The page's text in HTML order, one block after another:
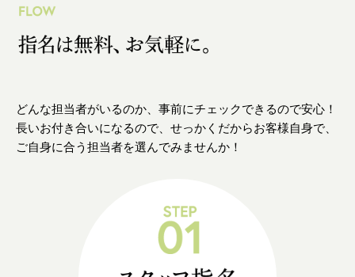
どんな担当者がいるのか、事前にチェックできるので安心！
長いお付き合いになるので、せっかくだからお客様自身で、
ご自身に合う担当者を選んでみませんか！